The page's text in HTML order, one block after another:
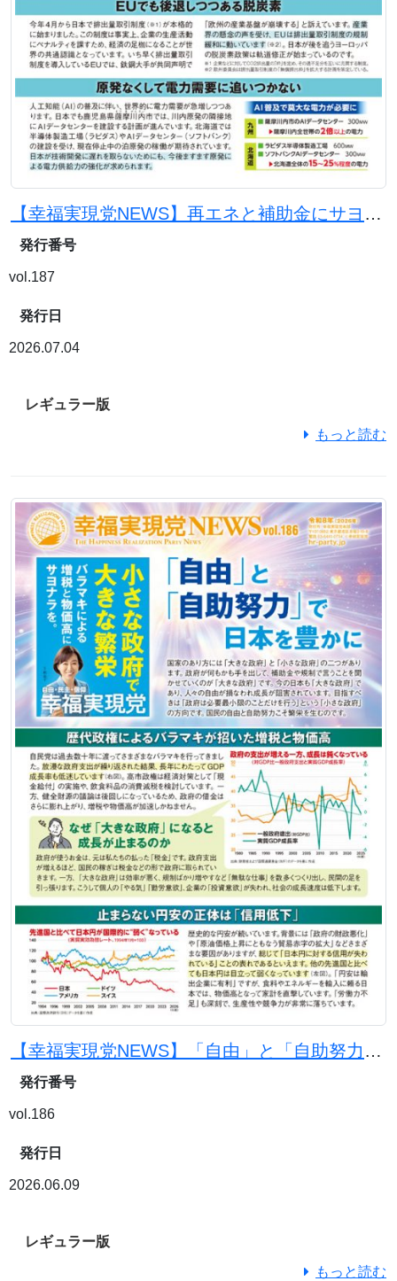
【幸福実現党NEWS】再エネと補助金にサヨナラを。原発と石炭火力で電気代を下げよう
発行番号
vol.187
発行日
2026.07.04
レギュラー版
もっと読む
【幸福実現党NEWS】「自由」と「自助努力」で日本を豊かに
発行番号
vol.186
発行日
2026.06.09
レギュラー版
もっと読む